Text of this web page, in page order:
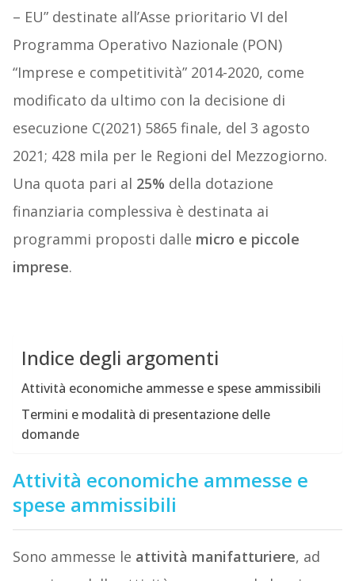
– EU” destinate all’Asse prioritario VI del
Programma Operativo Nazionale (PON)
“Imprese e competitività” 2014-2020, come
modificato da ultimo con la decisione di
esecuzione C(2021) 5865 finale, del 3 agosto
2021; 428 mila per le Regioni del Mezzogiorno.
Una quota pari al 25% della dotazione
finanziaria complessiva è destinata ai
programmi proposti dalle micro e piccole
imprese.
Indice degli argomenti
Attività economiche ammesse e spese ammissibili
Termini e modalità di presentazione delle
domande
Attività economiche ammesse e
spese ammissibili
Sono ammesse le attività manifatturiere, ad